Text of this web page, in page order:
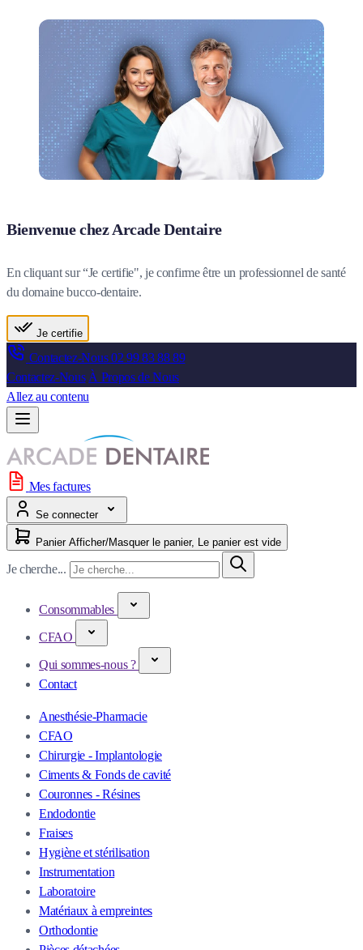
Bienvenue chez Arcade Dentaire
En cliquant sur “Je certifie", je confirme être un professionnel de santé
du domaine bucco-dentaire.
Je certifie
Contactez-Nous02 99 83 88 89
Contactez-Nous À Propos de Nous
Allez au contenu
Mes factures
Se connecter
Panier Afficher/Masquer le panier, Le panier est vide
Je cherche...
Consommables
CFAO
Qui sommes-nous ?
Contact
Anesthésie-Pharmacie
CFAO
Chirurgie - Implantologie
Ciments & Fonds de cavité
Couronnes - Résines
Endodontie
Fraises
Hygiène et stérilisation
Instrumentation
Laboratoire
Matériaux à empreintes
Orthodontie